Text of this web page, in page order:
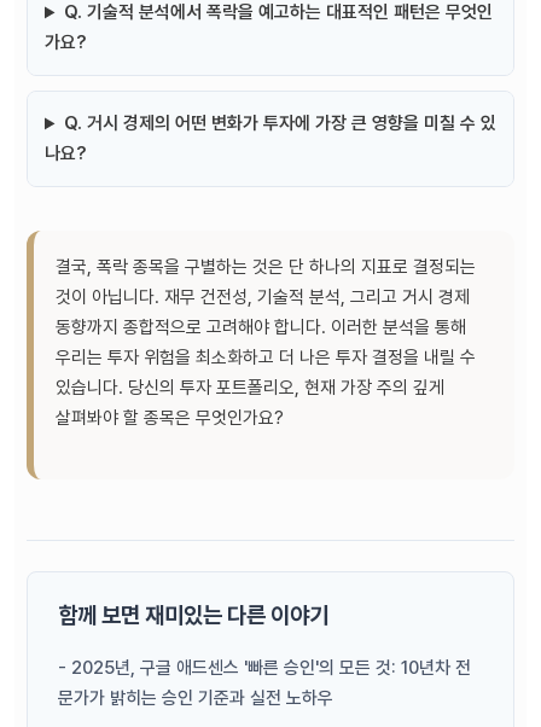
Q. 기술적 분석에서 폭락을 예고하는 대표적인 패턴은 무엇인
가요?
Q. 거시 경제의 어떤 변화가 투자에 가장 큰 영향을 미칠 수 있
나요?
결국, 폭락 종목을 구별하는 것은 단 하나의 지표로 결정되는
것이 아닙니다. 재무 건전성, 기술적 분석, 그리고 거시 경제
동향까지 종합적으로 고려해야 합니다. 이러한 분석을 통해
우리는 투자 위험을 최소화하고 더 나은 투자 결정을 내릴 수
있습니다. 당신의 투자 포트폴리오, 현재 가장 주의 깊게
살펴봐야 할 종목은 무엇인가요?
함께 보면 재미있는 다른 이야기
- 2025년, 구글 애드센스 '빠른 승인'의 모든 것: 10년차 전
문가가 밝히는 승인 기준과 실전 노하우